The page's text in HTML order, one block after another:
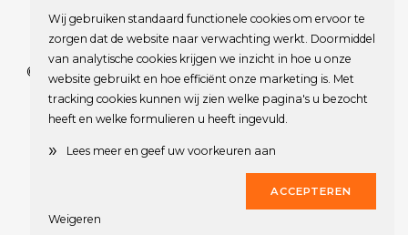
© 2009-2023 Nederlandse Vereniging van Golfspelende
Journalisten.
Alle rechten voorbehouden.
Privacy Statement
Deze website werd gerealiseerd doorDirk
Wij gebruiken standaard functionele cookies om ervoor te
zorgen dat de website naar verwachting werkt. Doormiddel
van analytische cookies krijgen we inzicht in hoe u onze
website gebruikt en hoe efficiënt onze marketing is. Met
tracking cookies kunnen wij zien welke pagina's u bezocht
heeft en welke formulieren u heeft ingevuld.
» Lees meer en geef uw voorkeuren aan
ACCEPTEREN
Weigeren